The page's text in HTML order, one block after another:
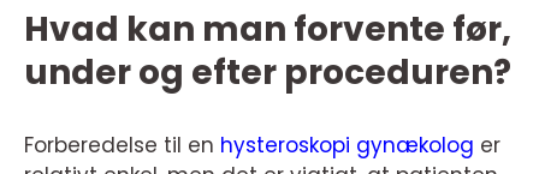
Hvad kan man forvente før,
under og efter proceduren?
Forberedelse til en hysteroskopi gynækolog er